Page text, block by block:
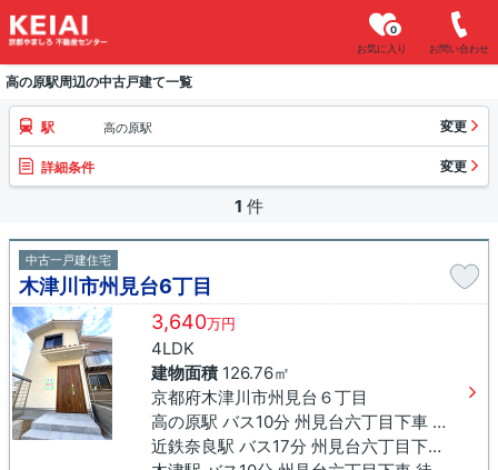
お気に入り
0
お問い合わせ
高の原駅周辺の中古戸建て一覧
駅 高の原駅 変更
詳細条件 変更
1 件
中古一戸建住宅
木津川市州見台6丁目
3,640万円
4LDK
建物面積126.76㎡
京都府木津川市州見台６丁目
高の原駅 バス10分 州見台六丁目下車 徒歩6分
近鉄奈良駅 バス17分 州見台六丁目下車 徒歩6分